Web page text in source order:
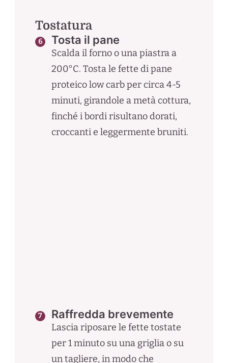
Tostatura
Tosta il pane
Scalda il forno o una piastra a
200°C. Tosta le fette di pane
proteico low carb per circa 4-5
minuti, girandole a metà cottura,
finché i bordi risultano dorati,
croccanti e leggermente bruniti.
Raffredda brevemente
Lascia riposare le fette tostate
per 1 minuto su una griglia o su
un tagliere, in modo che